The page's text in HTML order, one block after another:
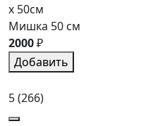
x 50см
Мишка 50 см
2000₽
Добавить
5(266)